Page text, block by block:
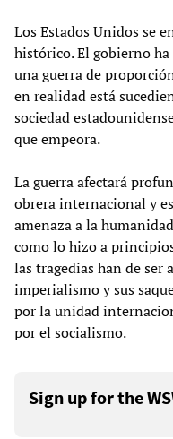
Los Estados Unidos se
histórico. El gobierno
una guerra de
en realidad está
sociedad
que empeora.
La guerra afectará
obrera internacional y
amenaza a la
como lo hizo a
las tragedias han de ser
imperialismo y sus
por la unidad
por el socialismo.
Sign up for the